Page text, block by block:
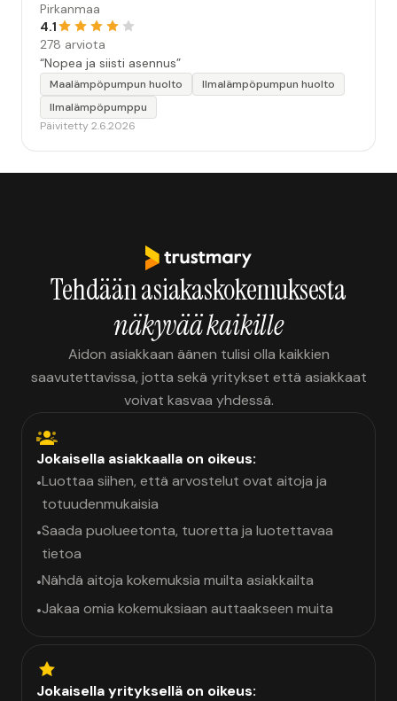
Pirkanmaa
4.1
278 arviota
“Nopea ja siisti asennus”
Maalämpöpumpun huolto
Ilmalämpöpumpun huolto
Ilmalämpöpumppu
Päivitetty 2.6.2026
Tehdään asiakaskokemuksesta
näkyvää kaikille
Aidon asiakkaan äänen tulisi olla kaikkien
saavutettavissa, jotta sekä yritykset että asiakkaat
voivat kasvaa yhdessä.
Jokaisella asiakkaalla on oikeus:
•Luottaa siihen, että arvostelut ovat aitoja ja
totuudenmukaisia
•Saada puolueetonta, tuoretta ja luotettavaa
tietoa
•Nähdä aitoja kokemuksia muilta asiakkailta
•Jakaa omia kokemuksiaan auttaakseen muita
Jokaisella yrityksellä on oikeus: